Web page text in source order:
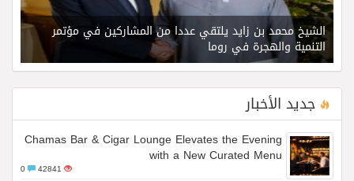
الشيخ محمد بن زايد يلتقي عددا من المشاركين في مؤتمر
التنمية والهجرة في روما
جديد الأخبار
Chamas Bar & Cigar Lounge Elevates the Evening
with a New Curated Menu
42841